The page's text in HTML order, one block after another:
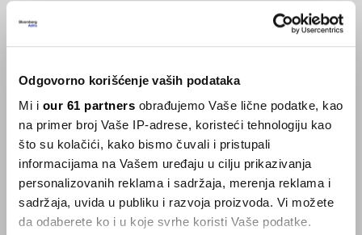
Odgovorno korišćenje vaših podataka
Mi i our 61 partners obrađujemo Vaše lične podatke, kao
na primer broj Vaše IP-adrese, koristeći tehnologiju kao
što su kolačići, kako bismo čuvali i pristupali
informacijama na Vašem uređaju u cilju prikazivanja
personalizovanih reklama i sadržaja, merenja reklama i
sadržaja, uvida u publiku i razvoja proizvoda. Vi možete
da odaberete ko i u koje svrhe koristi Vaše podatke.
Businessweek Adria
Korisnici GLP-1 lijekova mršave,
29.01.2026
Visok trošak selidbe kompanija iz Kine
05.12.2025
Privatni letovi postaju dostupan